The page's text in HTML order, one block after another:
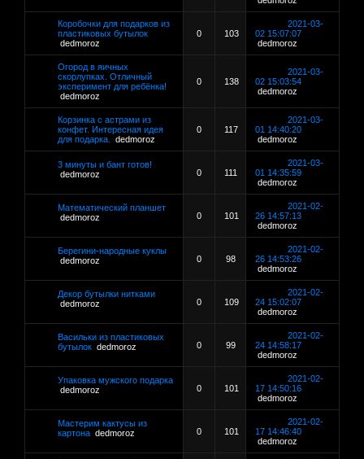
Коробочки для подарков из
пластиковых бутылок
dedmoroz
0 103
2021-03-
02 15:07:07
dedmoroz
Огород в яичных
скорлупках. Отличный
эксперимент для ребёнка!
dedmoroz
0 138
2021-03-
02 15:03:54
dedmoroz
Корзинка с астрами из
конфет. Интересная идея
для подарка.
dedmoroz
0 117
2021-03-
01 14:40:20
dedmoroz
3 минуты и бант готов!
dedmoroz
0 111
2021-03-
01 14:35:59
dedmoroz
Математический планшет
dedmoroz
0 101
2021-02-
26 14:57:13
dedmoroz
Берегини-народные куклы
dedmoroz
0 98
2021-02-
26 14:53:26
dedmoroz
Декор бутылки нитками
dedmoroz
0 109
2021-02-
24 15:02:07
dedmoroz
Васильки из пластиковых
бутылок dedmoroz 0 99
2021-02-
24 14:58:17
dedmoroz
Упаковка мужского подарка
dedmoroz
0 101
2021-02-
17 14:50:16
dedmoroz
Мастерим кактусы из
картона dedmoroz 0 101
2021-02-
17 14:46:40
dedmoroz